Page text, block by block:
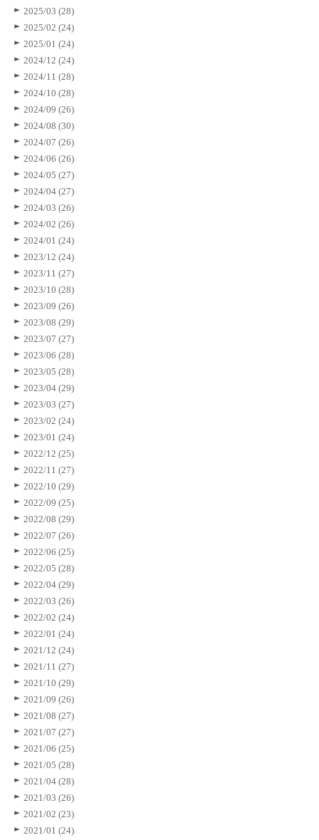
2025/03 (28)
2025/02 (24)
2025/01 (24)
2024/12 (24)
2024/11 (28)
2024/10 (28)
2024/09 (26)
2024/08 (30)
2024/07 (26)
2024/06 (26)
2024/05 (27)
2024/04 (27)
2024/03 (26)
2024/02 (26)
2024/01 (24)
2023/12 (24)
2023/11 (27)
2023/10 (28)
2023/09 (26)
2023/08 (29)
2023/07 (27)
2023/06 (28)
2023/05 (28)
2023/04 (29)
2023/03 (27)
2023/02 (24)
2023/01 (24)
2022/12 (25)
2022/11 (27)
2022/10 (29)
2022/09 (25)
2022/08 (29)
2022/07 (26)
2022/06 (25)
2022/05 (28)
2022/04 (29)
2022/03 (26)
2022/02 (24)
2022/01 (24)
2021/12 (24)
2021/11 (27)
2021/10 (29)
2021/09 (26)
2021/08 (27)
2021/07 (27)
2021/06 (25)
2021/05 (28)
2021/04 (28)
2021/03 (26)
2021/02 (23)
2021/01 (24)